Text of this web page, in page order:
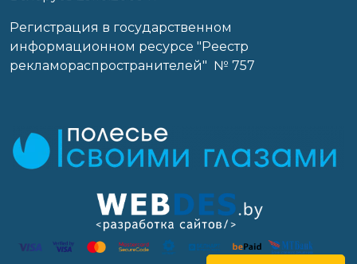
Регистрация в государственном
информационном ресурсе "Реестр
рекламораспространителей" № 757